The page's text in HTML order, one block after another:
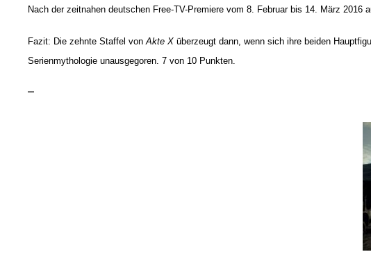
Nach der zeitnahen deutschen Free-TV-Premiere vom 8. Februar bis 14. März
Fazit: Die zehnte Staffel vonAkte X überzeugt dann, wenn sich ihre beiden
Serienmythologie unausgegoren. 7 von 10 Punkten.
–